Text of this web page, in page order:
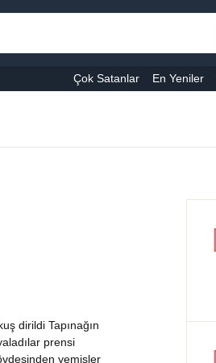
Çok Satanlar En Yeniler
dirildi Tapınağın
prensi
yemişler